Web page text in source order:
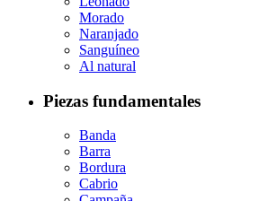
Morado
Naranjado
Sanguíneo
Al natural
Piezas fundamentales
Banda
Barra
Bordura
Cabrio